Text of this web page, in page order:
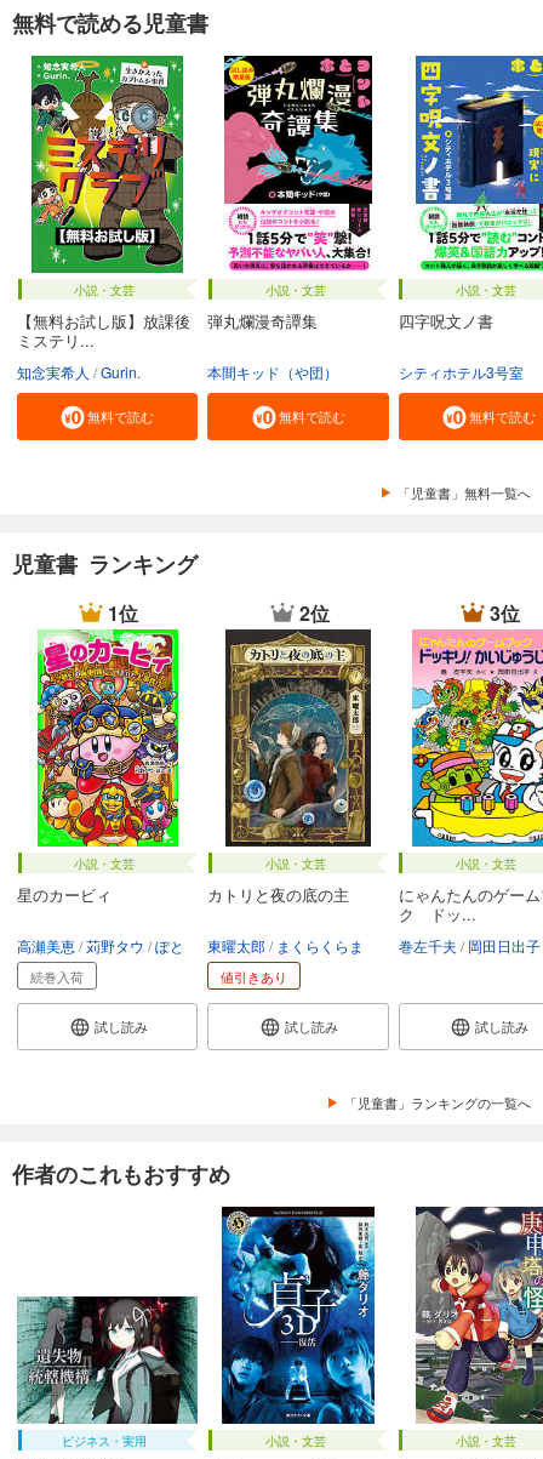
無料で読める児童書
小説・文芸
【無料お試し版】放課後
ミステリ...
知念実希人 Gurin.
無料で読む
小説・文芸
弾丸爛漫奇譚集
本間キッド（や団）
無料で読む
小説・文芸
四字呪文ノ書
シティホテル3号室
無料で読む
「児童書」無料一覧へ
児童書 ランキング
1位
小説・文芸
星のカービィ
高瀬美恵 苅野タウ ぽと
続巻入荷
試し読み
2位
小説・文芸
カトリと夜の底の主
東曜太郎 まくらくらま
値引きあり
試し読み
3位
小説・文芸
にゃんたんのゲー
ク ドッ...
巻左千夫 岡田日出子
試し読み
「児童書」ランキングの一覧へ
作者のこれもおすすめ
ビジネス・実用 小説・文芸 小説・文芸